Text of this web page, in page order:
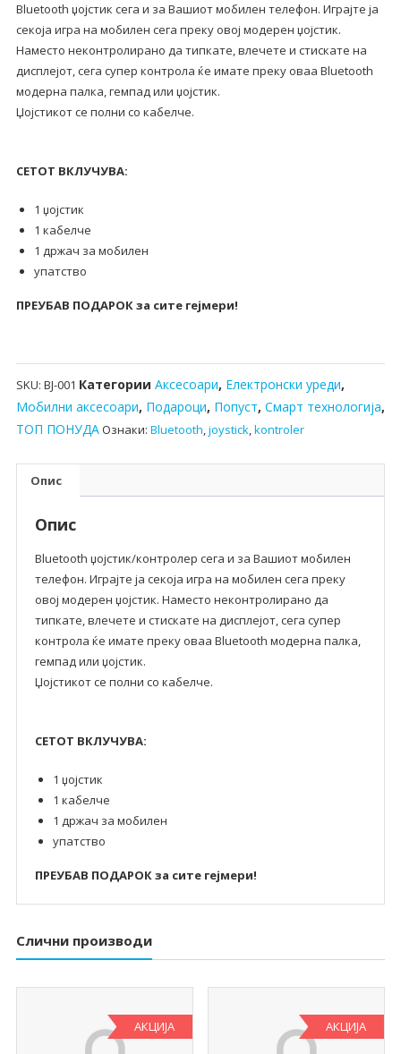
за
мобилни
игри
количина
Bluetooth џојстик сега и за Вашиот мобилен телефон. Играјте ја
секоја игра на мобилен сега преку овој модерен џојстик.
Наместо неконтролирано да типкате, влечете и стискате на
дисплејот, сега супер контрола ќе имате преку оваа Bluetooth
модерна палка, гемпад или џојстик.
Џојстикот се полни со кабелче.
СЕТОТ ВКЛУЧУВА:
1 џојстик
1 кабелче
1 држач за мобилен
упатство
ПРЕУБАВ ПОДАРОК за сите гејмери!
SKU: BJ-001 Категории Аксесоари, Електронски уреди,
Мобилни аксесоари, Подароци, Попуст, Смарт технологија,
ТОП ПОНУДАОзнаки: Bluetooth,joystick,kontroler
Опис
Опис
Bluetooth џојстик/контролер сега и за Вашиот мобилен
телефон. Играјте ја секоја игра на мобилен сега преку
овој модерен џојстик. Наместо неконтролирано да
типкате, влечете и стискате на дисплејот, сега супер
контрола ќе имате преку оваа Bluetooth модерна палка,
гемпад или џојстик.
Џојстикот се полни со кабелче.
СЕТОТ ВКЛУЧУВА:
1 џојстик
1 кабелче
1 држач за мобилен
упатство
ПРЕУБАВ ПОДАРОК за сите гејмери!
Слични производи
АКЦИЈА АКЦИЈА